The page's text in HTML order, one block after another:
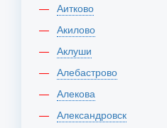
Аитково
Акилово
Аклуши
Алебастрово
Алекова
Александровск